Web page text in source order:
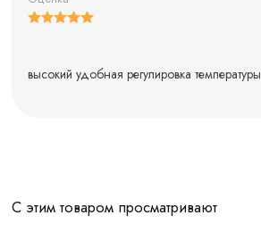
высокий удобная регулировка температуры
С этим товаром просматривают